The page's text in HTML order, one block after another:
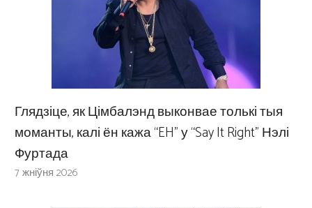
Глядзіце, як Цімбалэнд выконвае толькі тыя
моманты, калі ён кажа “EH” у “Say It Right” Нэлі
Фуртада
7 жніўня 2026